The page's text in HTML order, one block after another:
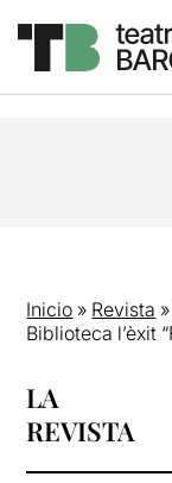
Inicio » Revista »
Biblioteca l’èxit
LA
REVISTA